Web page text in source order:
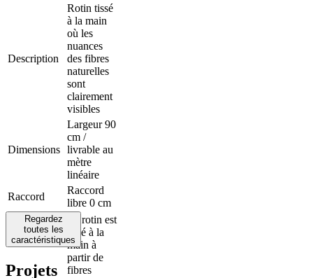
Description
Rotin tissé
à la main
où les
nuances
des fibres
naturelles
sont
clairement
visibles
Dimensions
Largeur 90
cm /
livrable au
mètre
linéaire
Raccord
Raccord
libre 0 cm
Le rotin est
tissé à la
main à
partir de
fibres
Regardez
toutes les
caractéristiques
Projets